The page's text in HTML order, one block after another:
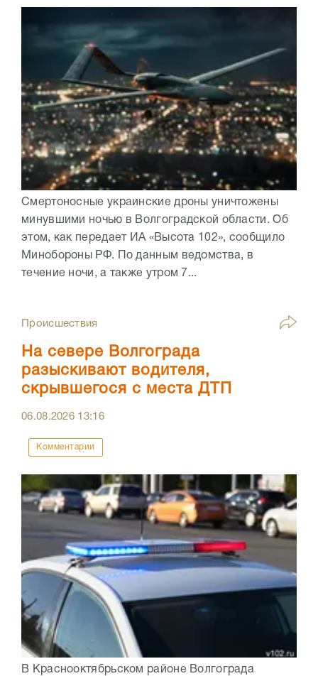
Смертоносные украинские дроны уничтожены
минувшими ночью в Волгоградской области. Об
этом, как передает ИА «Высота 102», сообщило
Минобороны РФ. По данным ведомства, в
течение ночи, а также утром 7...
Происшествия
На севере Волгограда
разыскивают водителя,
скрывшегося с места ДТП
06.08.2026 13:16
Комментарии
В Краснооктябрьском районе Волгограда